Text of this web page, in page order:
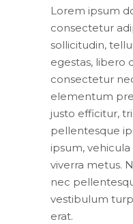
Lorem ipsum
consectetur
sollicitudin,
egestas, libero
consectetur
elementum
justo efficitur,
pellentesque
ipsum,
viverra metus.
nec
vestibulum
erat.